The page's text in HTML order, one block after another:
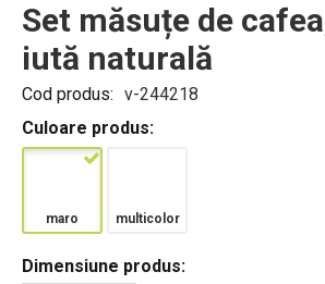
Set măsuțe de
iută naturală
Cod produs: v-244218
Culoare produs:
maro multicolor
Dimensiune produs: